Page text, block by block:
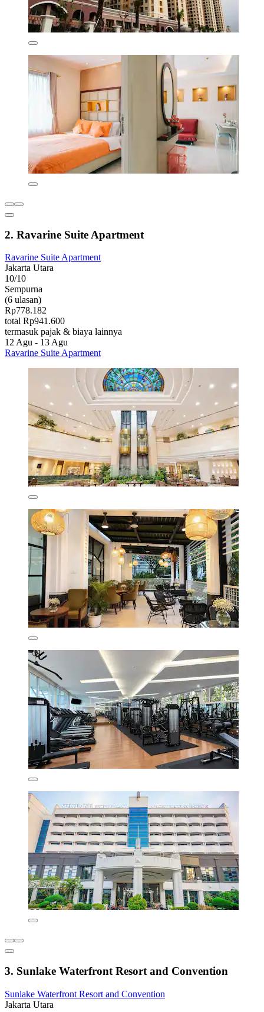
2. Ravarine Suite Apartment
Ravarine Suite Apartment
Jakarta Utara
10/10
Sempurna
(6 ulasan)
Rp778.182
total Rp941.600
termasuk pajak & biaya lainnya
12 Agu - 13 Agu
Ravarine Suite Apartment
3. Sunlake Waterfront Resort and Convention
Sunlake Waterfront Resort and Convention
Jakarta Utara